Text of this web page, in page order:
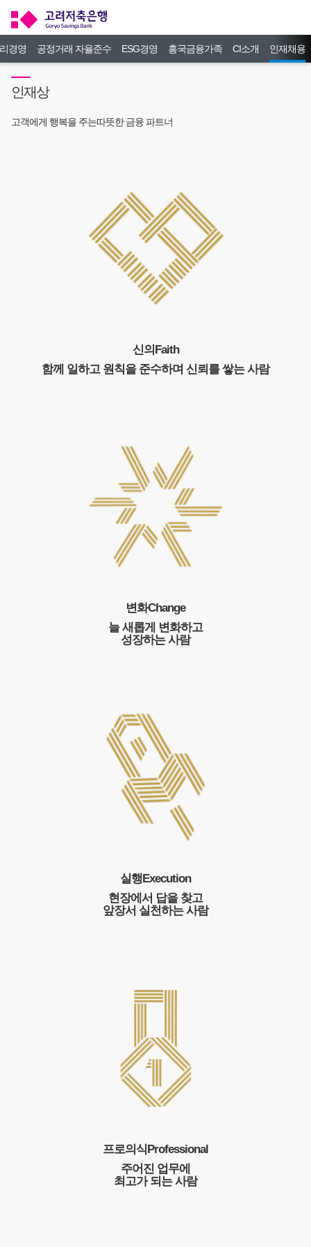
경영 공정거래 자율준수 ESG경영 흥국금융가족 CI소개 인재채용
인재상
고객에게 행복을 주는따뜻한 금융 파트너
신의 Faith
함께 일하고 원칙을 준수하며 신뢰를 쌓는 사람
변화Change
늘 새롭게 변화하고
성장하는 사람
실행Execution
현장에서 답을 찾고
앞장서 실천하는 사람
프로의식Professional
주어진 업무에
최고가 되는 사람